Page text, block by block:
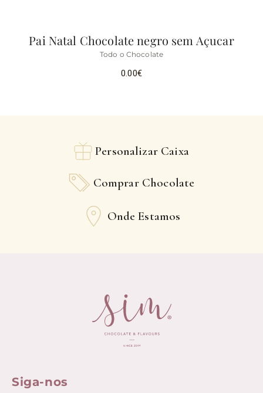
Pai Natal Chocolate negro sem Açucar
Todo o Chocolate
0.00€
Personalizar Caixa
Comprar Chocolate
Onde Estamos
Siga-nos